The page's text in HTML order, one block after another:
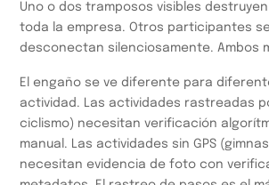
Uno o dos tramposos visibles
toda la empresa. Otros participantes
desconectan silenciosamente. Ambos
El engaño se ve diferente para
actividad. Las actividades rastreadas
ciclismo) necesitan verificación
manual. Las actividades sin GPS
necesitan evidencia de foto con